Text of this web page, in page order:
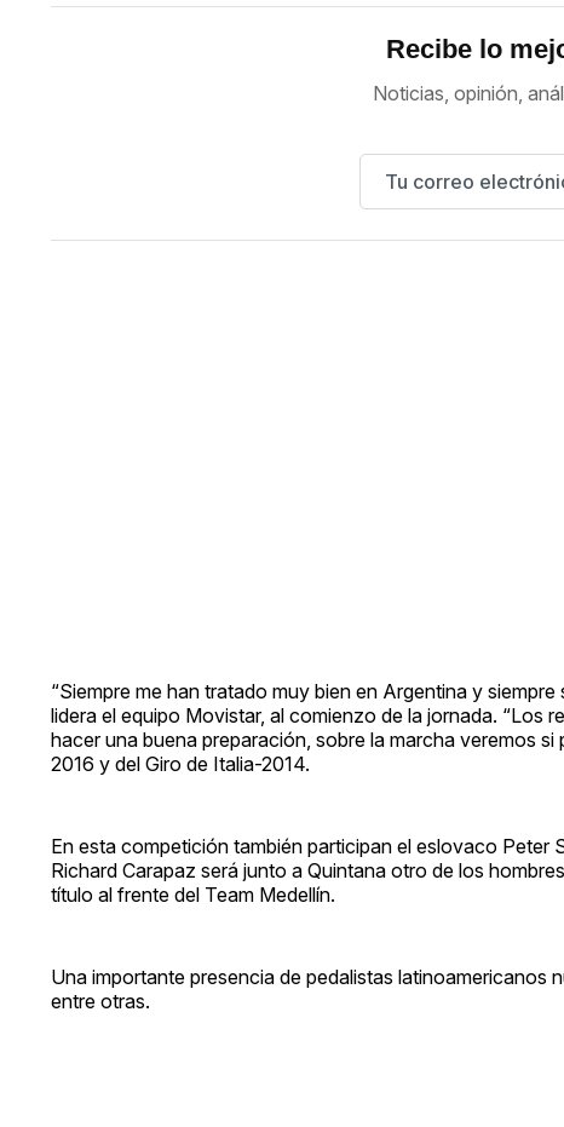
Recibe lo
Noticias, opinión,
“Siempre me han tratado muy bien en Argentina y
lidera el equipo Movistar, al comienzo de la jornada. “Los
hacer una buena preparación, sobre la marcha veremos
2016 y del Giro de Italia-2014.
En esta competición también participan el eslovaco Peter
Richard Carapaz será junto a Quintana otro de los
título al frente del Team Medellín.
Una importante presencia de pedalistas latinoamericanos
entre otras.